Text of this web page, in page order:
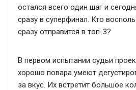
остался всего один шаг и
сразу в суперфинал. Кто
сразу отправится в топ-3?
В первом испытании судьи
хорошо повара умеют
за вкус. Их встретит большое